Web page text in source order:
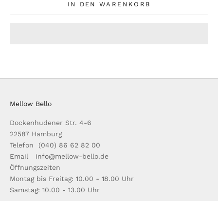
IN DEN WARENKORB
Mellow Bello
Dockenhudener Str. 4-6
22587 Hamburg
Telefon (040) 86 62 82 00
Email info@mellow-bello.de
Öffnungszeiten
Montag bis Freitag: 10.00 - 18.00 Uhr
Samstag: 10.00 - 13.00 Uhr